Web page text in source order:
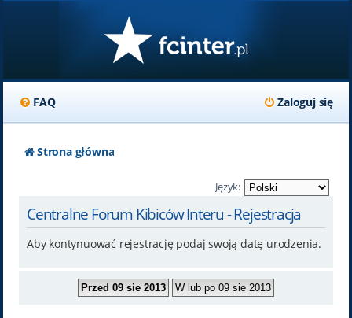
FAQ Zaloguj się
Strona główna
Język:
Centralne Forum Kibiców Interu - Rejestracja
Aby kontynuować rejestrację podaj swoją datę urodzenia.